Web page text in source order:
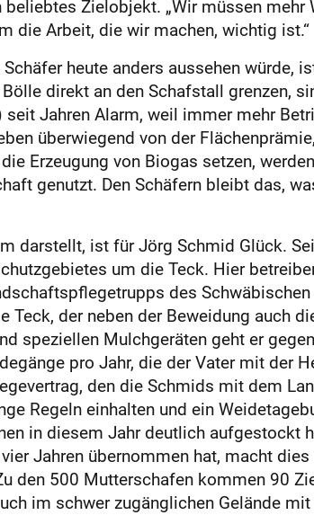
Zielobjekt. „Wir müssen mehr
die Arbeit, die wir machen, wichtig ist.“
heute anders aussehen würde,
direkt an den Schafstall grenzen,
Jahren Alarm, weil immer mehr
überwiegend von der
Erzeugung von Biogas setzen,
genutzt. Den Schäfern bleibt das,
darstellt, ist für Jörg Schmid Glück.
um die Teck. Hier
des
Teck, der neben der Beweidung auch
speziellen Mulchgeräten geht er
pro Jahr, die der Vater mit der
den die Schmids mit dem
Regeln einhalten und ein
in diesem Jahr deutlich aufgestockt
Jahren übernommen hat, macht
den 500 Mutterschafen kommen 90
im schwer zugänglichen Gelände